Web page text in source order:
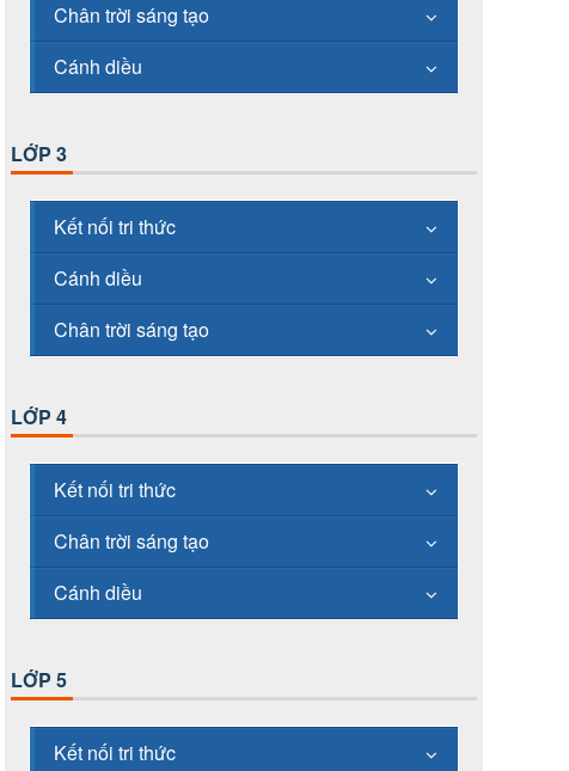
Chân trời sáng tạo
Cánh diều
LỚP 3
Kết nối tri thức
Cánh diều
Chân trời sáng tạo
LỚP 4
Kết nối tri thức
Chân trời sáng tạo
Cánh diều
LỚP 5
Kết nối tri thức